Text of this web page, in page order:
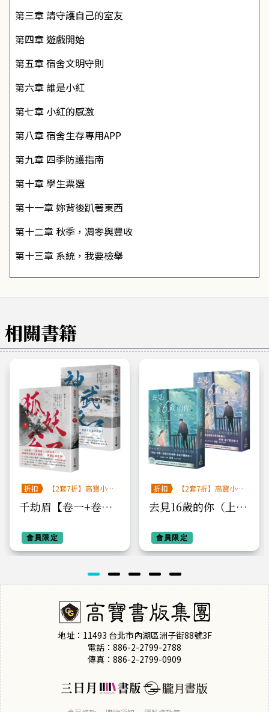
第三章 請守護自己的室友
第四章 遊戲開始
第五章 宿舍文明守則
第六章 誰是小紅
第七章 小紅的感激
第八章 宿舍生存專用APP
第九章 四季防護指南
第十章 學生票選
第十一章 妳背後趴著東西
第十二章 秋季，凋零與豐收
第十三章 系統，我要檢舉
相關書籍
折扣
【2套7折】高寶小說
千劫眉【卷一+卷二
《水龍吟》原著小說
會員限定
折扣
【2套7折】高寶小說
去見16歲的你（上下
會員限定
地址：11493 台北市內湖區洲子街88號3F
電話：886-2-2799-2788
傳真：886-2-2799-0909